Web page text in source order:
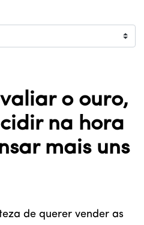
o ouro,
na hora
mais uns
de querer vender as